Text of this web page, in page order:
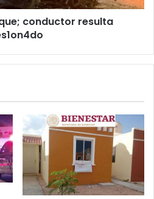
conductor resulta